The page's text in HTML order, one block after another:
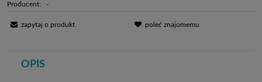
Producent: -
zapytaj o produkt poleć znajomemu
OPIS